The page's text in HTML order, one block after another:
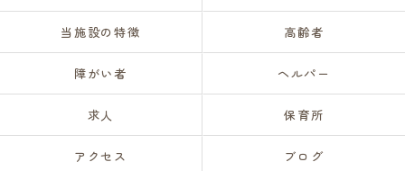
当施設の特徴 高齢者
障がい者 ヘルパー
求人 保育所
アクセス ブログ